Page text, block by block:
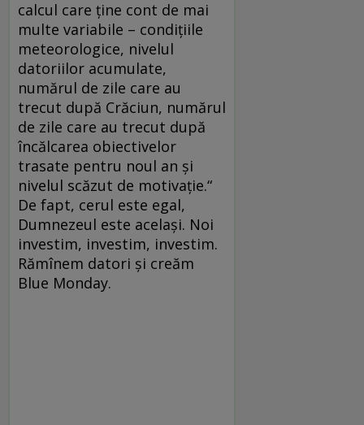
calcul care ţine cont de mai
multe variabile – condiţiile
meteorologice, nivelul
datoriilor acumulate,
numărul de zile care au
trecut după Crăciun, numărul
de zile care au trecut după
încălcarea obiectivelor
trasate pentru noul an şi
nivelul scăzut de motivaţie.“
De fapt, cerul este egal,
Dumnezeul este acelaşi. Noi
investim, investim, investim.
Rămînem datori şi creăm
Blue Monday.